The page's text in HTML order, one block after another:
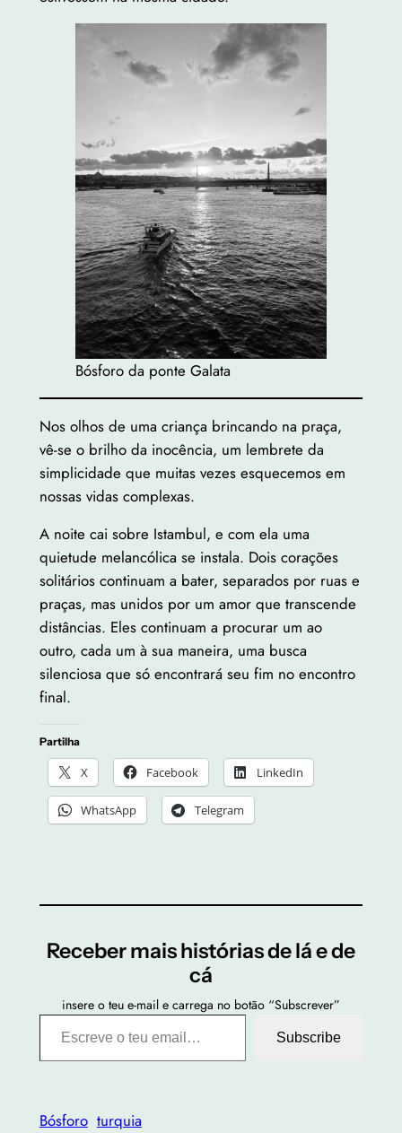
Bósforo da ponte Galata
Nos olhos de uma criança brincando na praça,
vê-se o brilho da inocência, um lembrete da
simplicidade que muitas vezes esquecemos em
nossas vidas complexas.
A noite cai sobre Istambul, e com ela uma
quietude melancólica se instala. Dois corações
solitários continuam a bater, separados por ruas e
praças, mas unidos por um amor que transcende
distâncias. Eles continuam a procurar um ao
outro, cada um à sua maneira, uma busca
silenciosa que só encontrará seu fim no encontro
final.
Partilha
X Facebook LinkedIn
WhatsApp Telegram
Receber mais histórias de lá e de
cá
insere o teu e-mail e carrega no botão “Subscrever”
Escreve o teu email…
Subscribe
Bósforo turquia